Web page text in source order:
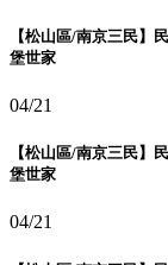
【松山區/南京三民】
堡世家
04/21
【松山區/南京三民】
堡世家
04/21